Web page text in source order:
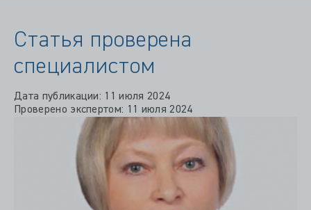
Статья проверена
специалистом
Дата публикации: 11 июля 2024
Проверено экспертом: 11 июля 2024